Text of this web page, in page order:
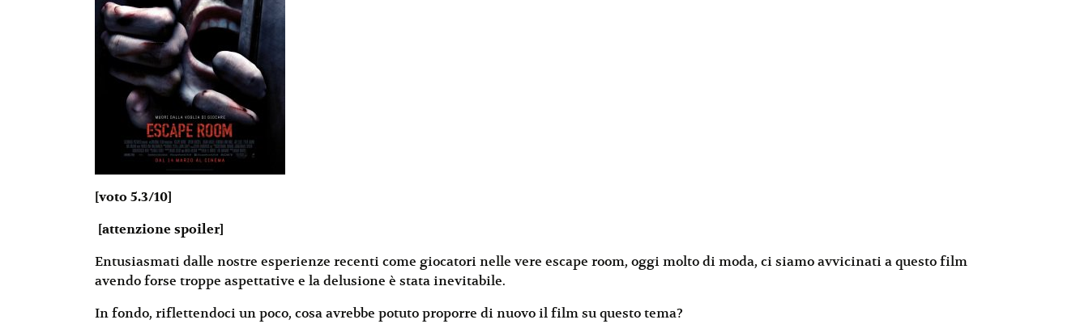
[voto 5.3/10]
[attenzione spoiler]
Entusiasmati dalle nostre esperienze recenti come giocatori nelle vere escape room, oggi molto di moda, ci siamo avvicinati a questo film
avendo forse troppe aspettative e la delusione è stata inevitabile.
In fondo, riflettendoci un poco, cosa avrebbe potuto proporre di nuovo il film su questo tema?